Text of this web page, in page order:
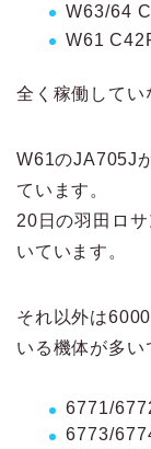
W63/64
W61
全く稼働してい
W61のJA705J
ています。
20日の羽田ロ
いています。
それ以外は
いる機体が多い
6771/
6773/